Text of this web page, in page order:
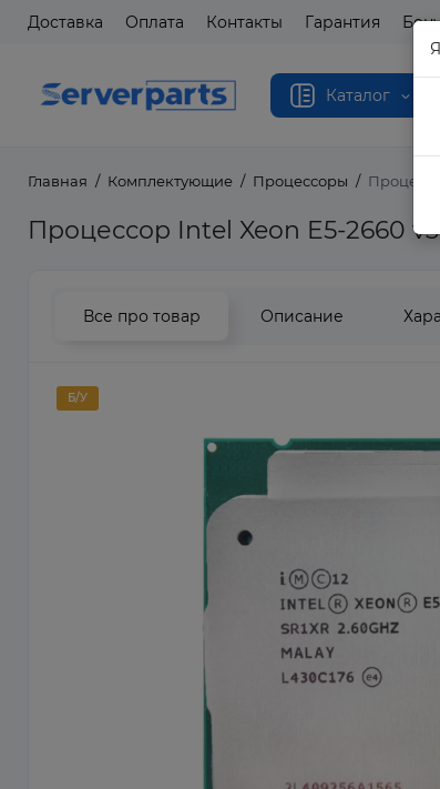
Доставка Оплата Контакты Гарантия
Каталог
Главная Комплектующие Процессоры
Процессор Intel Xeon E5-2660 v3
Все про товар Описание
Б/У